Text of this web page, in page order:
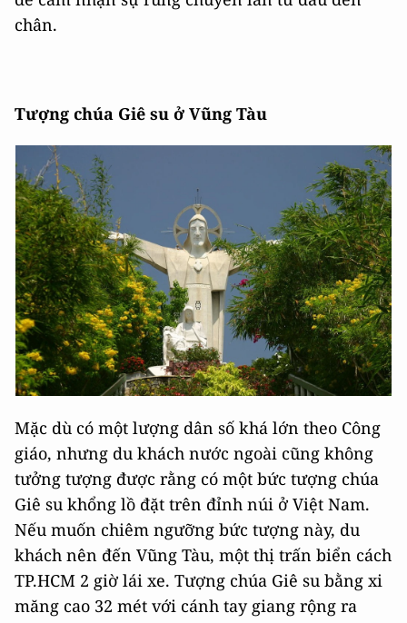
chân.
Tượng chúa Giê su ở Vũng Tàu
Mặc dù có một lượng dân số khá lớn theo Công
giáo, nhưng du khách nước ngoài cũng không
tưởng tượng được rằng có một bức tượng chúa
Giê su khổng lồ đặt trên đỉnh núi ở Việt Nam.
Nếu muốn chiêm ngưỡng bức tượng này, du
khách nên đến Vũng Tàu, một thị trấn biển cách
TP.HCM 2 giờ lái xe. Tượng chúa Giê su bằng xi
măng cao 32 mét với cánh tay giang rộng ra